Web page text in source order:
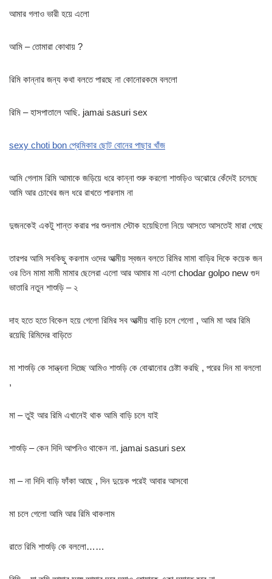
আমার গলাও ভারী হয়ে এলো
আমি – তোমারা কোথায় ?
রিমি কান্নার জন্য কথা বলতে পারছে না কোনোরকমে বললো
রিমি – হাসপাতালে আছি. jamai sasuri sex
sexy choti bon প্রেমিকার ছোট বোনের পাছার খাঁজ
আমি গেলাম রিমি আমাকে জড়িয়ে ধরে কান্না শুরু করলো শাশুড়িও অঝোরে কেঁদেই চলেছে
আমি আর চোখের জল ধরে রাখতে পারলাম না
দুজনকেই একটু শান্ত করার পর শুনলাম স্টোক হয়েছিলো নিয়ে আসতে আসতেই মারা গেছে
তারপর আমি সবকিছু করলাম ওদের আত্মীয় স্বজন বলতে রিমির মামা বাড়ির দিকে কয়েক জন
ওর তিন মামা মামী মামার ছেলেরা এলো আর আমার মা এলো chodar golpo new গুদ
ভাতারি নতুন শাশুড়ি – ২
দাহ হতে হতে বিকেল হয়ে গেলো রিমির সব আত্মীয় বাড়ি চলে গেলো , আমি মা আর রিমি
রয়েছি রিমিদের বাড়িতে
মা শাশুড়ি কে সান্ত্বনা দিচ্ছে আমিও শাশুড়ি কে বোঝানোর চেষ্টা করছি , পরের দিন মা বললো
,
মা – তুই আর রিমি এখানেই থাক আমি বাড়ি চলে যাই
শাশুড়ি – কেন দিদি আপনিও থাকেন না. jamai sasuri sex
মা – না দিদি বাড়ি ফাঁকা আছে , দিন দুয়েক পরেই আবার আসবো
মা চলে গেলো আমি আর রিমি থাকলাম
রাতে রিমি শাশুড়ি কে বললো……